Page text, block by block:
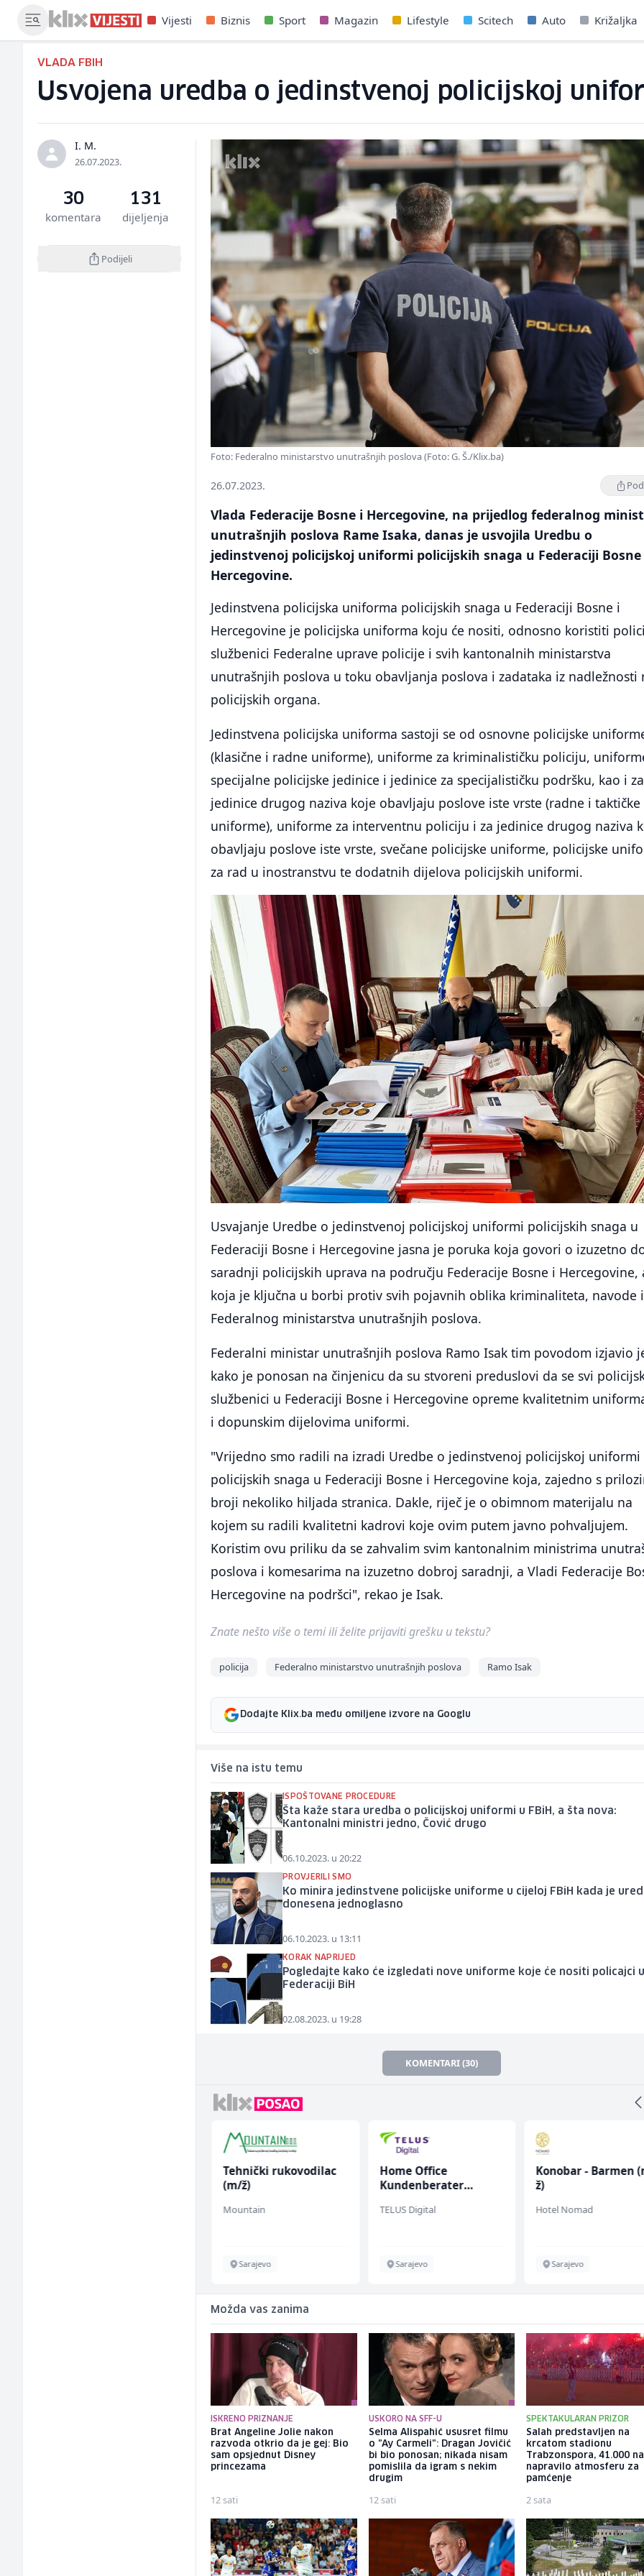
Vijesti Biznis Sport Magazin Lifestyle Scitech Auto Križaljka
VLADA FBIH
Usvojena uredba o jedinstvenoj policijskoj
I. M.
26.07.2023.
30
komentara
131
dijeljenja
Podijeli
Foto: Federalno ministarstvo unutrašnjih poslova (Foto: G. Š./Klix.ba)
26.07.2023.
Vlada Federacije Bosne i Hercegovine, na prijedlog federalnog
unutrašnjih poslova Rame Isaka, danas je usvojila Uredbu o
jedinstvenoj policijskoj uniformi policijskih snaga u Federaciji
Hercegovine.
Jedinstvena policijska uniforma policijskih snaga u Federaciji Bosne i
Hercegovine je policijska uniforma koju će nositi, odnosno koristiti
službenici Federalne uprave policije i svih kantonalnih ministarstva
unutrašnjih poslova u toku obavljanja poslova i zadataka iz nadležnosti
policijskih organa.
Jedinstvena policijska uniforma sastoji se od osnovne policijske
(klasične i radne uniforme), uniforme za kriminalističku policiju,
specijalne policijske jedinice i jedinice za specijalističku podršku, kao i za
jedinice drugog naziva koje obavljaju poslove iste vrste (radne i taktičke
uniforme), uniforme za interventnu policiju i za jedinice drugog naziva
obavljaju poslove iste vrste, svečane policijske uniforme, policijske
za rad u inostranstvu te dodatnih dijelova policijskih uniformi.
Usvajanje Uredbe o jedinstvenoj policijskoj uniformi policijskih snaga u
Federaciji Bosne i Hercegovine jasna je poruka koja govori o izuzetno
saradnji policijskih uprava na području Federacije Bosne i Hercegovine,
koja je ključna u borbi protiv svih pojavnih oblika kriminaliteta, navode
Federalnog ministarstva unutrašnjih poslova.
Federalni ministar unutrašnjih poslova Ramo Isak tim povodom izjavio
kako je ponosan na činjenicu da su stvoreni preduslovi da se svi
službenici u Federaciji Bosne i Hercegovine opreme kvalitetnim
i dopunskim dijelovima uniformi.
"Vrijedno smo radili na izradi Uredbe o jedinstvenoj policijskoj uniformi
policijskih snaga u Federaciji Bosne i Hercegovine koja, zajedno s
broji nekoliko hiljada stranica. Dakle, riječ je o obimnom materijalu na
kojem su radili kvalitetni kadrovi koje ovim putem javno pohvaljujem.
Koristim ovu priliku da se zahvalim svim kantonalnim ministrima
poslova i komesarima na izuzetno dobroj saradnji, a Vladi Federacije
Hercegovine na podršci", rekao je Isak.
Znate nešto više o temi ili želite prijaviti grešku u tekstu?
policija Federalno ministarstvo unutrašnjih poslova Ramo Isak
Dodajte Klix.ba među omiljene izvore na Googlu
Više na istu temu
ISPOŠTOVANE PROCEDURE
Šta kaže stara uredba o policijskoj uniformi u FBiH, a šta nova:
Kantonalni ministri jedno, Čović drugo
06.10.2023. u 20:22
PROVJERILI SMO
Ko minira jedinstvene policijske uniforme u cijeloj FBiH kada je
donesena jednoglasno
06.10.2023. u 13:11
KORAK NAPRIJED
Pogledajte kako će izgledati nove uniforme koje će nositi policajci
Federaciji BiH
02.08.2023. u 19:28
KOMENTARI (30)
Tehnički rukovodilac
(m/ž)
Mountain
Sarajevo
Home Office
Kundenberater
TELUS Digital
Sarajevo
Konobar - Barmen
ž)
Hotel Nomad
Sarajevo
Možda vas zanima
ISKRENO PRIZNANJE
Brat Angeline Jolie nakon
razvoda otkrio da je gej: Bio
sam opsjednut Disney
princezama
12 sati
USKORO NA SFF-U
Selma Alispahić ususret filmu
o "Ay Carmeli": Dragan Jovičić
bi bio ponosan; nikada nisam
pomislila da igram s nekim
drugim
12 sati
SPEKTAKULARAN PRIZOR
Salah predstavljen na
krcatom stadionu
Trabzonspora, 41.000
napravilo atmosferu za
pamćenje
2 sata